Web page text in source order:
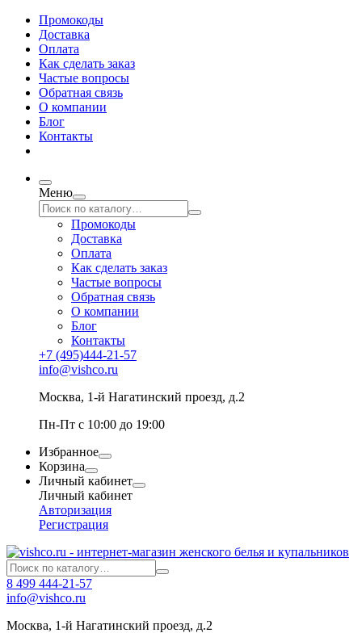
Промокоды
Доставка
Оплата
Как сделать заказ
Частые вопросы
Обратная связь
О компании
Блог
Контакты
Меню
Промокоды
Доставка
Оплата
Как сделать заказ
Частые вопросы
Обратная связь
О компании
Блог
Контакты
+7 (495)444-21-57
info@vishco.ru
Москва, 1-й Нагатинский проезд, д.2
Пн-Пт с 10:00 до 19:00
Избранное
Корзина
Личный кабинет
Личный кабинет
Авторизация
Регистрация
8 499 444-21-57
info@vishco.ru
Москва, 1-й Нагатинский проезд, д.2